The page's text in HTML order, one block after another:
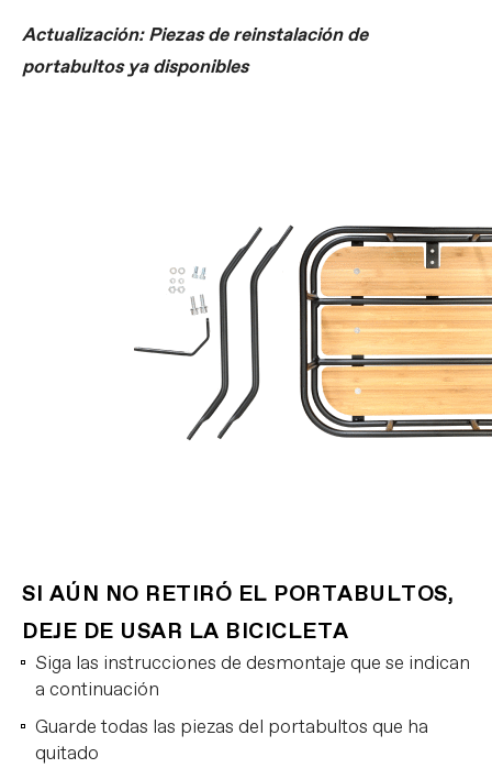
Actualización: Piezas de reinstalación de
portabultos ya disponibles
SI AÚN NO RETIRÓ EL PORTABULTOS,
DEJE DE USAR LA BICICLETA
Siga las instrucciones de desmontaje que se indican
a continuación
Guarde todas las piezas del portabultos que ha
quitado